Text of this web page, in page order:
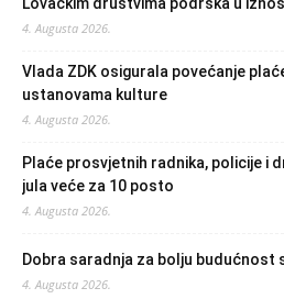
4. Augusta 2026.
Vlada ZDK osigurala povećanje
ustanovama kulture
4. Augusta 2026.
Plaće prosvjetnih radnika, policije i
jula veće za 10 posto
4. Augusta 2026.
Dobra saradnja za bolju budućnost
4. Augusta 2026.